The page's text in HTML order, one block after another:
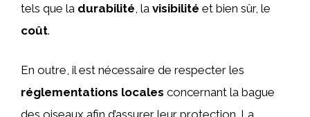
tels que la durabilité , la visibilité et bien sûr, le
coût.
En outre, il est nécessaire de respecter les
réglementations locales concernant la bague
des oiseaux afin d’assurer leur protection. La